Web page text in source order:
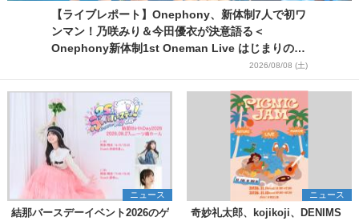
【ライブレポート】Onephony、新体制7人で初ワ
ンマン！乃咲みり＆今田優衣が決意語る＜
Onephony新体制1st Oneman Live はじまりの夏
2026/08/08 (土)
ニュース
結那バースデーイベント2026のゲ
ニュース
奇妙礼太郎、kojikoji、DENIMS